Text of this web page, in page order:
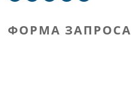
ФОРМА ЗАПРОСА